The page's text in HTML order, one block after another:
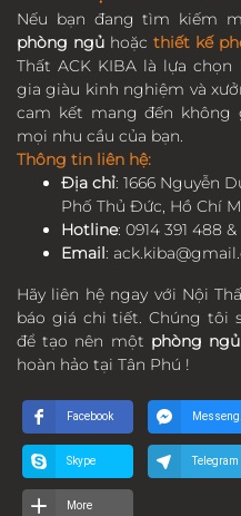
Nếu bạn đang tìm kiếm
phòng ngủ hoặcthiết kế
Thất ACK KIBA là lựa
gia giàu kinh nghiệm và
cam kết mang đến không
mọi nhu cầu của bạn.
Thông tin liên hệ:
Địa chỉ: 1666 Nguyễn
Phố Thủ Đức, Hồ Chí
Hotline: 0914 391 488
Email :
Hãy liên hệ ngay với Nội
báo giá chi tiết. Chúng tôi
để tạo nên một phòng
hoàn hảo tại Tân Phú !
Facebook
Skype Telegram
More